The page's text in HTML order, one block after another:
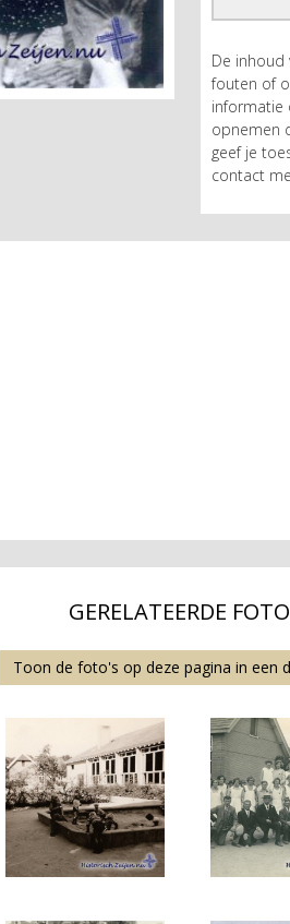
De inhoud
fouten of
informatie
opnemen
geef je
contact
GERELATEERDE
Toon de foto's op deze pagina in een